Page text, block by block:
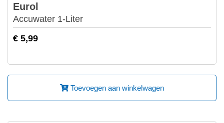
Eurol
Accuwater 1-Liter
€ 5,99
Toevoegen aan winkelwagen